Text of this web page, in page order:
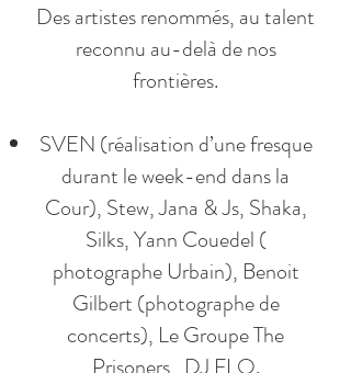
Des artistes renommés, au talent
reconnu au-delà de nos
frontières.
SVEN (réalisation d’une fresque
durant le week-end dans la
Cour), Stew, Jana & Js, Shaka,
Silks, Yann Couedel (
photographe Urbain), Benoit
Gilbert (photographe de
concerts), Le Groupe The